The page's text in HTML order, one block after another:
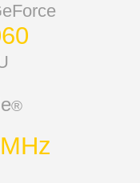
®